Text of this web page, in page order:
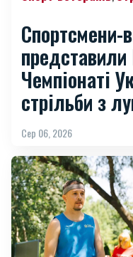
Спортсмени-
Чемпіонаті
стрільби з
Сер 06, 2026